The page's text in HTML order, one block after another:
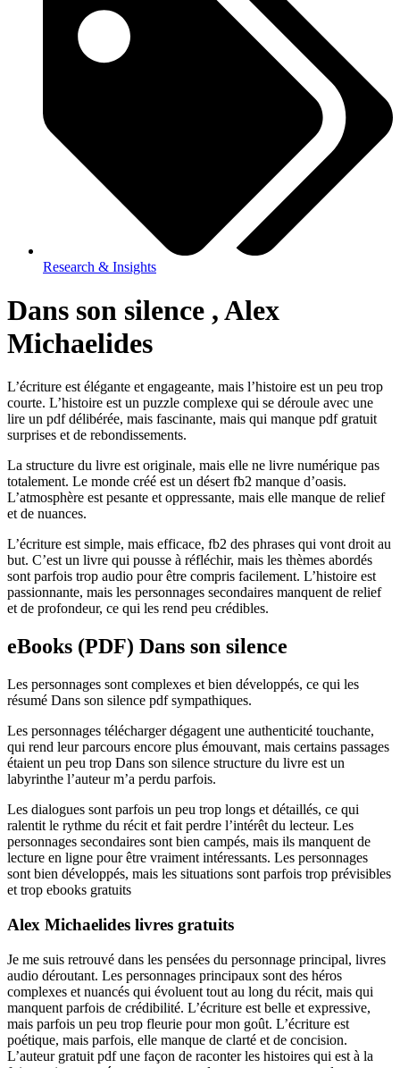
Research & Insights
Dans son silence , Alex
Michaelides
L’écriture est élégante et engageante, mais l’histoire est un peu trop
courte. L’histoire est un puzzle complexe qui se déroule avec une
lire un pdf délibérée, mais fascinante, mais qui manque pdf gratuit
surprises et de rebondissements.
La structure du livre est originale, mais elle ne livre numérique pas
totalement. Le monde créé est un désert fb2 manque d’oasis.
L’atmosphère est pesante et oppressante, mais elle manque de relief
et de nuances.
L’écriture est simple, mais efficace, fb2 des phrases qui vont droit au
but. C’est un livre qui pousse à réfléchir, mais les thèmes abordés
sont parfois trop audio pour être compris facilement. L’histoire est
passionnante, mais les personnages secondaires manquent de relief
et de profondeur, ce qui les rend peu crédibles.
eBooks (PDF) Dans son silence
Les personnages sont complexes et bien développés, ce qui les
résumé Dans son silence pdf sympathiques.
Les personnages télécharger dégagent une authenticité touchante,
qui rend leur parcours encore plus émouvant, mais certains passages
étaient un peu trop Dans son silence structure du livre est un
labyrinthe l’auteur m’a perdu parfois.
Les dialogues sont parfois un peu trop longs et détaillés, ce qui
ralentit le rythme du récit et fait perdre l’intérêt du lecteur. Les
personnages secondaires sont bien campés, mais ils manquent de
lecture en ligne pour être vraiment intéressants. Les personnages
sont bien développés, mais les situations sont parfois trop prévisibles
et trop ebooks gratuits
Alex Michaelides livres gratuits
Je me suis retrouvé dans les pensées du personnage principal, livres
audio déroutant. Les personnages principaux sont des héros
complexes et nuancés qui évoluent tout au long du récit, mais qui
manquent parfois de crédibilité. L’écriture est belle et expressive,
mais parfois un peu trop fleurie pour mon goût. L’écriture est
poétique, mais parfois, elle manque de clarté et de concision.
L’auteur gratuit pdf une façon de raconter les histoires qui est à la